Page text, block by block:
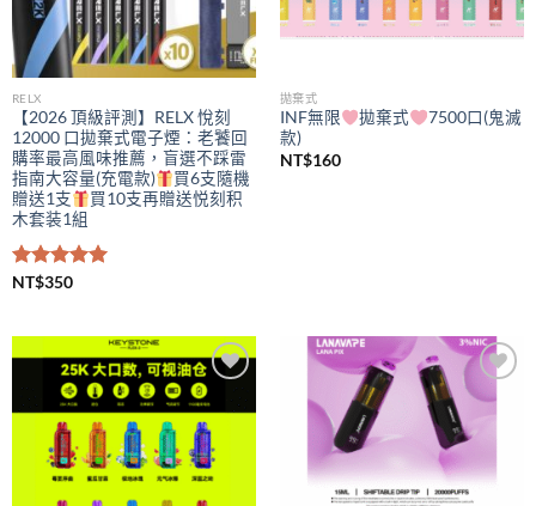
RELX
【2026 頂級評測】RELX 悅刻
12000 口拋棄式電子煙：老饕回
購率最高風味推薦，盲選不踩雷
指南大容量(充電款)
買6支隨機
贈送1支
買10支再贈送悦刻积
木套装1組
評分5.00
NT$350
拋棄式
INF無限 拋棄式
7500口(鬼滅
款)
NT$160
Add to
wishlist
Add to
wishlist